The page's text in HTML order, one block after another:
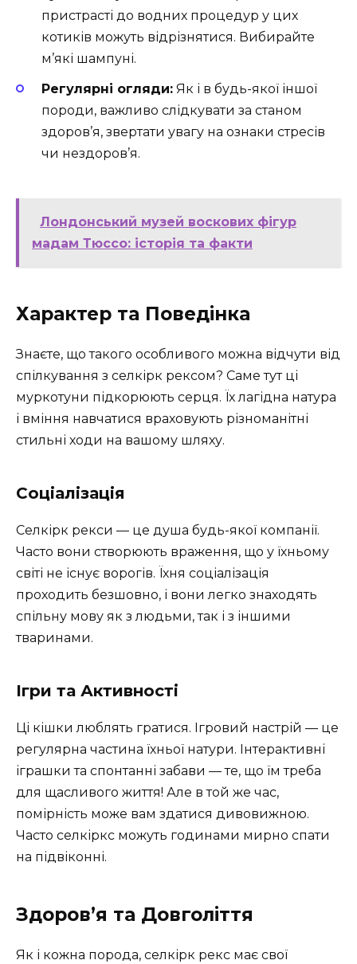
пристрасті до водних процедур у цих
котиків можуть відрізнятися. Вибирайте
м’які шампуні.
Регулярні огляди: Як і в будь-якої іншої
породи, важливо слідкувати за станом
здоров’я, звертати увагу на ознаки стресів
чи нездоров’я.
Лондонський музей воскових фігур
мадам Тюссо: історія та факти
Характер та Поведінка
Знаєте, що такого особливого можна відчути від
спілкування з селкірк рексом? Саме тут ці
муркотуни підкорюють серця. Їх лагідна натура
і вміння навчатися враховують різноманітні
стильні ходи на вашому шляху.
Соціалізація
Селкірк рекси — це душа будь-якої компанії.
Часто вони створюють враження, що у їхньому
світі не існує ворогів. Їхня соціалізація
проходить безшовно, і вони легко знаходять
спільну мову як з людьми, так і з іншими
тваринами.
Ігри та Активності
Ці кішки люблять гратися. Ігровий настрій — це
регулярна частина їхньої натури. Інтерактивні
іграшки та спонтанні забави — те, що їм треба
для щасливого життя! Але в той же час,
помірність може вам здатися дивовижною.
Часто селкіркс можуть годинами мирно спати
на підвіконні.
Здоров’я та Довголіття
Як і кожна порода, селкірк рекс має свої